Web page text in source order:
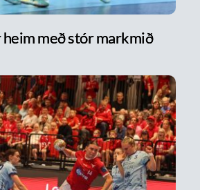
heim með stór markmið